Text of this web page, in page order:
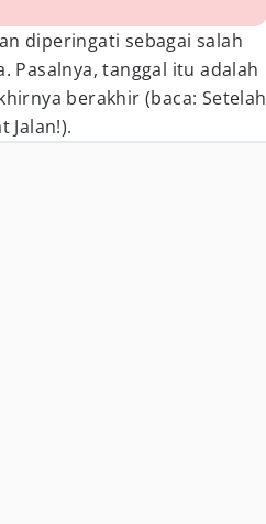
diperingati sebagai salah
Pasalnya, tanggal itu adalah
berakhir (baca: Setelah
Jalan!).